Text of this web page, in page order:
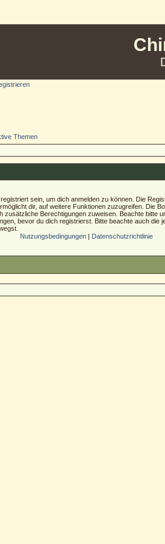
Themen
sein, um dich anmelden zu können. Die
dir, auf weitere Funktionen zuzugreifen. Die
zusätzliche Berechtigungen zuweisen. Beachte bitte
bevor du dich registrierst. Bitte beachte auch die
Nutzungsbedingungen | Datenschutzrichtlinie